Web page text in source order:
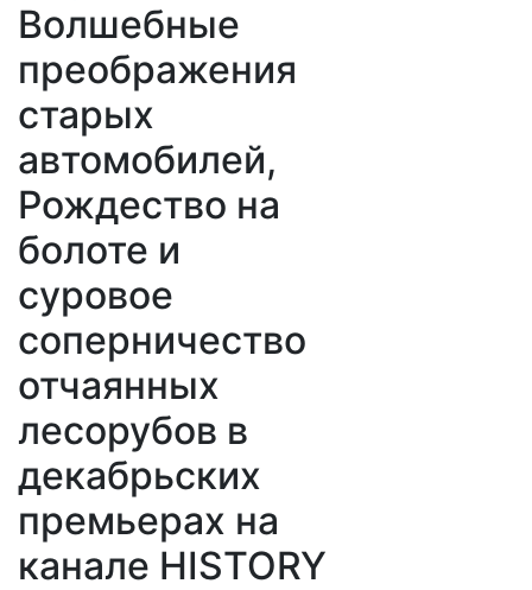
Волшебные
преображения
старых
автомобилей,
Рождество на
болоте и
суровое
соперничество
отчаянных
лесорубов в
декабрьских
премьерах на
канале HISTORY